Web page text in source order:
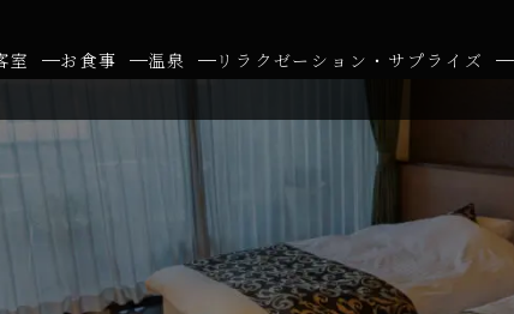
室 お食事 温泉 リラクゼーション・サプライズ